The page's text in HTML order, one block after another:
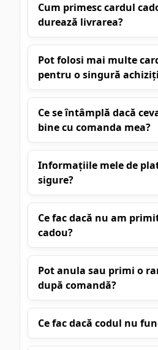
Cum primesc cardul
durează livrarea?
Pot folosi mai multe
pentru o singură
Ce se întâmplă dacă
bine cu comanda mea?
Informațiile mele de
sigure?
Ce fac dacă nu am
cadou?
Pot anula sau primi o
după comandă?
Ce fac dacă codul nu